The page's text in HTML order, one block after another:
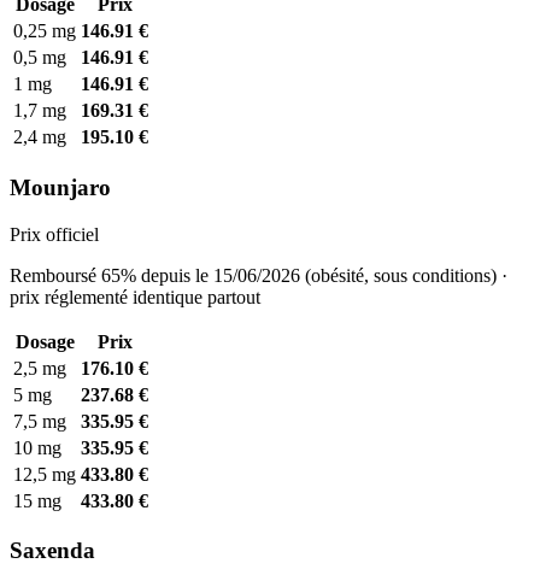
Dosage
Prix
0,25 mg 146.91 €
0,5 mg
146.91 €
1 mg
146.91 €
1,7 mg
169.31 €
2,4 mg
195.10 €
Mounjaro
Prix officiel
Remboursé 65% depuis le 15/06/2026 (obésité, sous conditions) ·
prix réglementé identique partout
Dosage
Prix
2,5 mg
176.10 €
5 mg
237.68 €
7,5 mg
335.95 €
10 mg
335.95 €
12,5 mg 433.80 €
15 mg
433.80 €
Saxenda